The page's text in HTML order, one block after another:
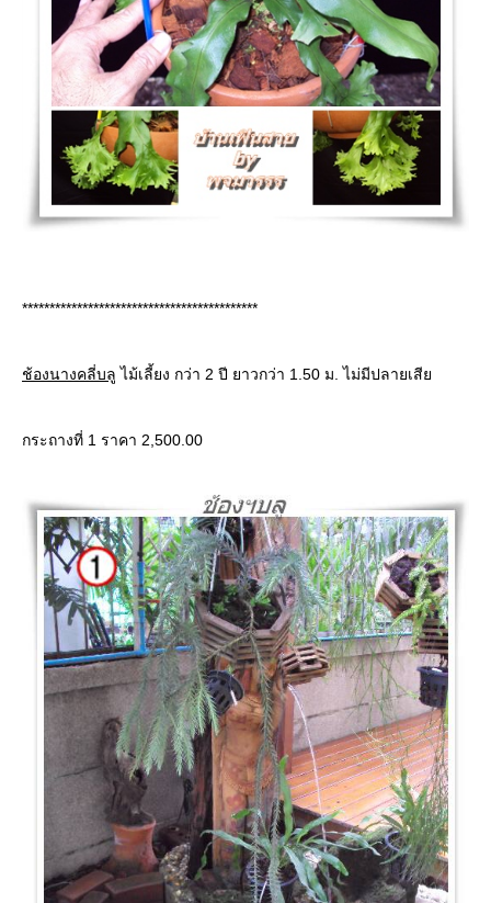
*******************************************
ช้องนางคลี่บลู ไม้เลี้ยง กว่า 2 ปี ยาวกว่า 1.50 ม. ไม่มีปลายเสี
กระถางที่ 1 ราคา 2,500.00